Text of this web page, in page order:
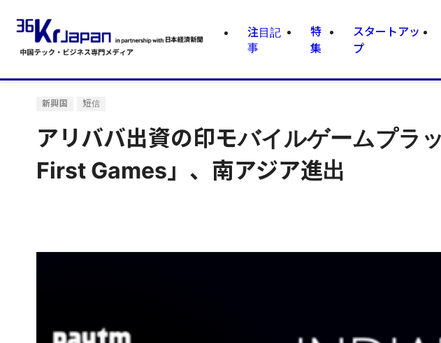
注目記
事
特
集
スタートアッ
プ
新興国 短信
アリババ出資の印モバイルゲームプラ
First Games」、南アジア進出